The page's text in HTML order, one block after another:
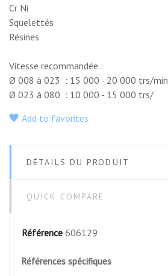
Cr Ni
Squelettés
Résines
Vitesse recommandée :
Ø 008 à 023 : 15 000 - 20 000 trs/min
Ø 023 à 080 : 10 000 - 15 000 trs/
Add to favorites
DÉTAILS DU PRODUIT
QUICK COMPARE
Référence 606129
Références spécifiques